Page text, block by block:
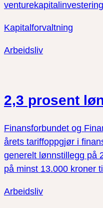
Kapitalforvaltning
Arbeidsliv
2,3 prosent
Finansforbundet og
årets tariffoppgjør i
generelt lønnstillegg på
på minst 13.000 kroner
Arbeidsliv